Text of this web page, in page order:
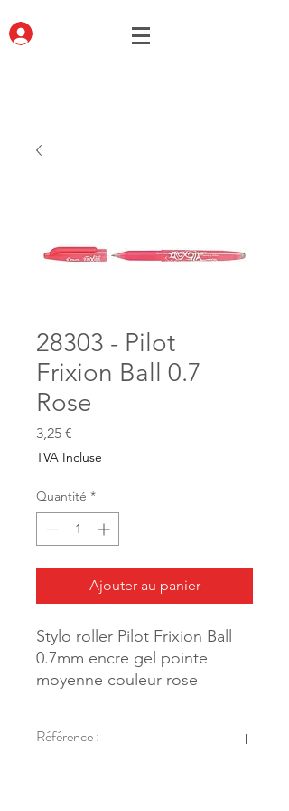
28303 - Pilot
Frixion Ball 0.7
Rose
3,25 €
TVA Incluse
Quantité *
Ajouter au panier
Stylo roller Pilot Frixion Ball
0.7mm encre gel pointe
moyenne couleur rose
Référence :